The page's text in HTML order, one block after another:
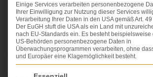
ist auch dann (stets) zulässig, wenn
Schadenspositionen schon bezifferbar
WEITERLESEN »
Rouven Walter
Einige Services verarbeiten personenbezogene
Ihrer Einwilligung zur Nutzung dieser Services
Verarbeitung Ihrer Daten in den USA gemäß Art.
Der EuGH stuft die USA als ein Land mit
nach EU-Standards ein. Es besteht beispielsweise
US-Behörden personenbezogene Daten in
Überwachungsprogrammen verarbeiten, ohne
und Europäer eine Klagemöglichkeit besteht.
Es folgt eine Liste der Service-